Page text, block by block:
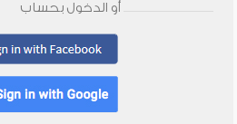
أو الدخول بحساب